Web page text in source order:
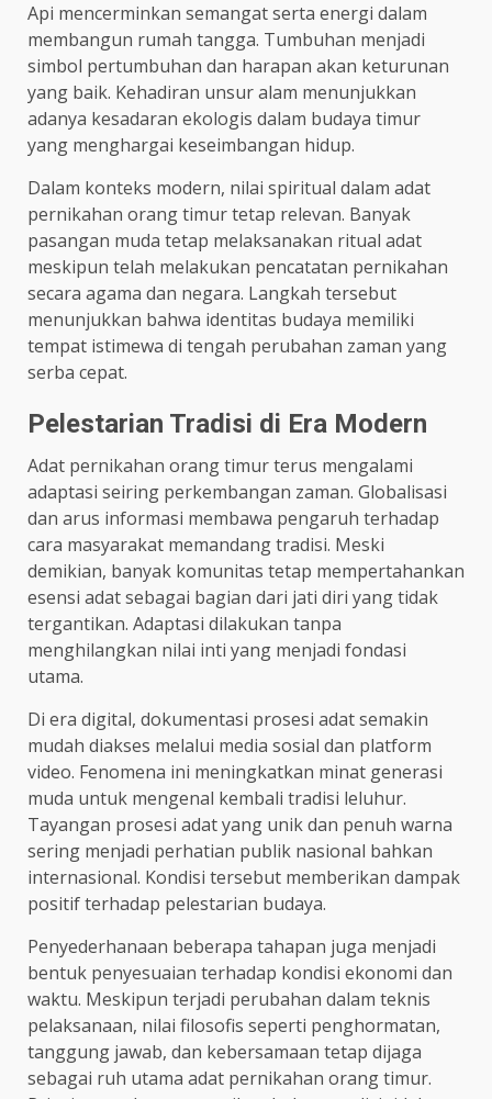
Api mencerminkan semangat serta energi dalam
membangun rumah tangga. Tumbuhan menjadi
simbol pertumbuhan dan harapan akan keturunan
yang baik. Kehadiran unsur alam menunjukkan
adanya kesadaran ekologis dalam budaya timur
yang menghargai keseimbangan hidup.
Dalam konteks modern, nilai spiritual dalam adat
pernikahan orang timur tetap relevan. Banyak
pasangan muda tetap melaksanakan ritual adat
meskipun telah melakukan pencatatan pernikahan
secara agama dan negara. Langkah tersebut
menunjukkan bahwa identitas budaya memiliki
tempat istimewa di tengah perubahan zaman yang
serba cepat.
Pelestarian Tradisi di Era Modern
Adat pernikahan orang timur terus mengalami
adaptasi seiring perkembangan zaman. Globalisasi
dan arus informasi membawa pengaruh terhadap
cara masyarakat memandang tradisi. Meski
demikian, banyak komunitas tetap mempertahankan
esensi adat sebagai bagian dari jati diri yang tidak
tergantikan. Adaptasi dilakukan tanpa
menghilangkan nilai inti yang menjadi fondasi
utama.
Di era digital, dokumentasi prosesi adat semakin
mudah diakses melalui media sosial dan platform
video. Fenomena ini meningkatkan minat generasi
muda untuk mengenal kembali tradisi leluhur.
Tayangan prosesi adat yang unik dan penuh warna
sering menjadi perhatian publik nasional bahkan
internasional. Kondisi tersebut memberikan dampak
positif terhadap pelestarian budaya.
Penyederhanaan beberapa tahapan juga menjadi
bentuk penyesuaian terhadap kondisi ekonomi dan
waktu. Meskipun terjadi perubahan dalam teknis
pelaksanaan, nilai filosofis seperti penghormatan,
tanggung jawab, dan kebersamaan tetap dijaga
sebagai ruh utama adat pernikahan orang timur.